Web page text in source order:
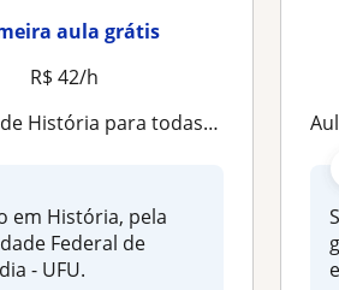
aula grátis
R$ 42/h
para todas as finalidades educacionais
em História, pela
Federal de
- UFU.